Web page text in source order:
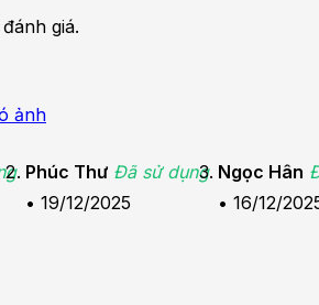
giá.
ảnh
Phúc Thư Đã sử dụng
• 19/12/2025
Ngọc Hân
• 16/12/